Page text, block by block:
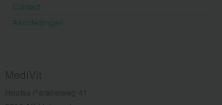
Contact
Aanbiedingen